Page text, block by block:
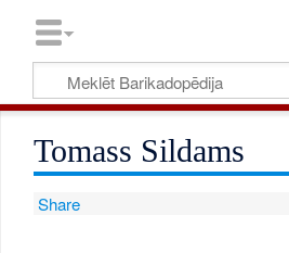
Tomass Sildams
Share